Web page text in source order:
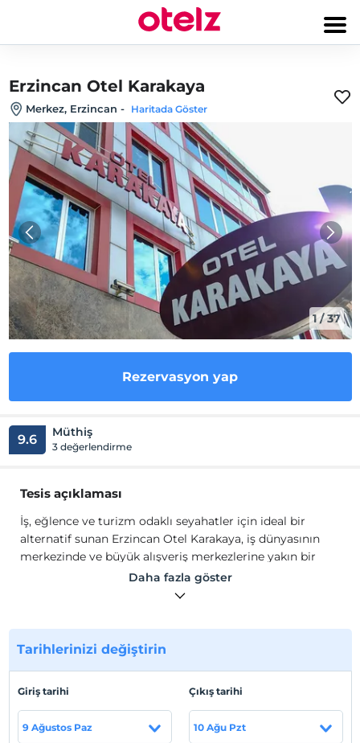
Erzincan Otel Karakaya
Merkez, Erzincan - Haritada Göster
1 /37
Rezervasyon yap
9.6 Müthiş
3 değerlendirme
Tesis açıklaması
İş, eğlence ve turizm odaklı seyahatler için ideal bir
alternatif sunan Erzincan Otel Karakaya, iş dünyasının
merkezinde ve büyük alışveriş merkezlerine yakın bir
konumda avantajlı bir konaklamanın kapılarını aralıyor.
Otel Karakaya sizlere en iyi hizmeti sunmaktadır. Özenle
tasarlanmış klimalı odaları ile sizlere evinizdeki rahatlığı
Tesis lokasyon bilgileri
Erzincan’da şehrin kalbi sayılan merkezi konumda
Daha fazla göster
Tarihlerinizi değiştirin
Giriş tarihi
9 Ağustos Paz
Çıkış tarihi
10 Ağu Pzt